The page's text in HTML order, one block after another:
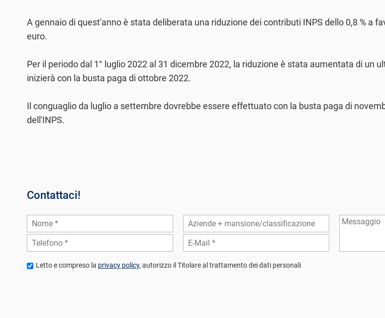
A gennaio di quest'anno è stata deliberata una riduzione dei contributi INPS dello 0,8 % a
euro.
Per il periodo dal 1° luglio 2022 al 31 dicembre 2022, la riduzione è stata aumentata di un
inizierà con la busta paga di ottobre 2022.
Il conguaglio da luglio a settembre dovrebbe essere effettuato con la busta paga di
dell'INPS.
Contattaci!
Letto e compreso la privacy policy, autorizzo il Titolare al trattamento dei dati personali